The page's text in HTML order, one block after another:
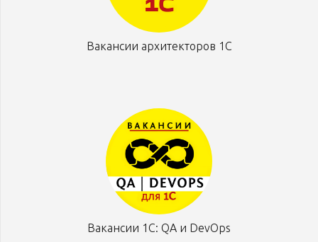
Вакансии архитекторов 1С
Вакансии 1С: QA и DevOps